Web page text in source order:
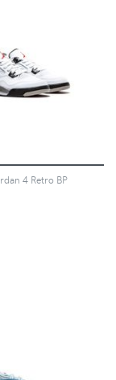
4 Retro BP